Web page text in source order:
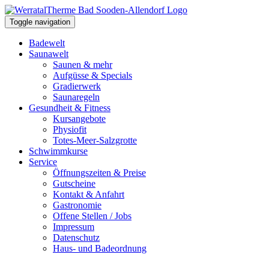
Toggle navigation
Badewelt
Saunawelt
Saunen & mehr
Aufgüsse & Specials
Gradierwerk
Saunaregeln
Gesundheit & Fitness
Kursangebote
Physiofit
Totes-Meer-Salzgrotte
Schwimmkurse
Service
Öffnungszeiten & Preise
Gutscheine
Kontakt & Anfahrt
Gastronomie
Offene Stellen / Jobs
Impressum
Datenschutz
Haus- und Badeordnung